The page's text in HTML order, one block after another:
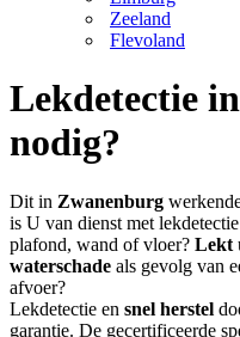
Zeeland
Flevoland
Lekdetectie
nodig?
Dit in Zwanenburg
is U van dienst met
plafond, wand of vloer? Lekt
waterschade als gevolg van
afvoer?
Lekdetectie en snel herstel
garantie. De gecertificeerde